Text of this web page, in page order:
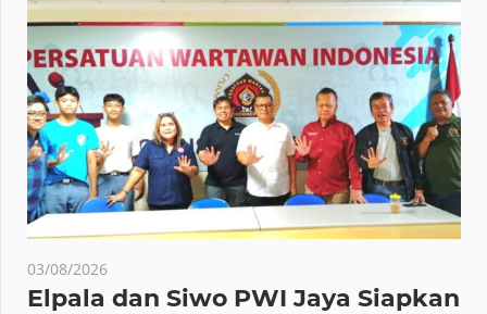
03/08/2026
Elpala dan Siwo PWI Jaya Siapkan